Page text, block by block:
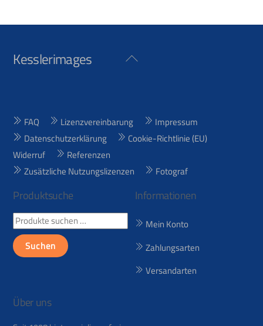
Back
Kesslerimages
FAQ Lizenzvereinbarung
Impressum
Datenschutzerklärung
Cookie-Richtlinie (EU)
Widerruf
Referenzen
Zusätzliche Nutzungslizenzen
Fotograf
Produktsuche
Suchen
nach:
Suchen
Informationen
Mein Konto
Zahlungsarten
Versandarten
Über uns